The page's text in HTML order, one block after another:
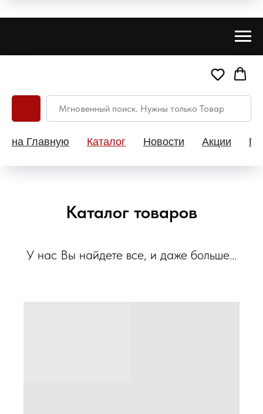
на Главную Каталог Новости Акции
Каталог товаров
У нас Вы найдете все, и даже больше...